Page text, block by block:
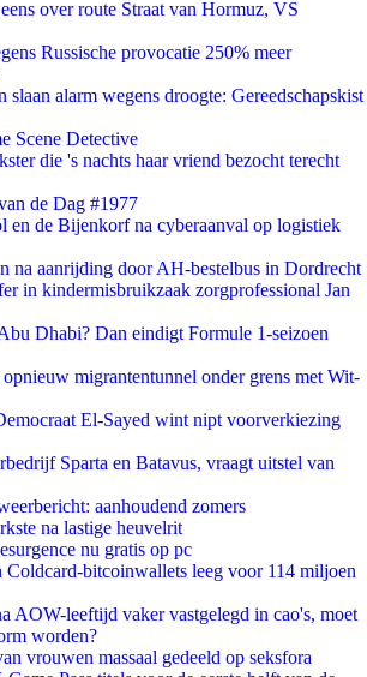
over route Straat van Hormuz, VS
Russische provocatie 250% meer
slaan alarm wegens droogte: Gereedschapskist
Scene Detective
die 's nachts haar vriend bezocht terecht
de Dag #1977
en de Bijenkorf na cyberaanval op logistiek
na aanrijding door AH-bestelbus in Dordrecht
in kindermisbruikzaak zorgprofessional Jan
Dhabi? Dan eindigt Formule 1-seizoen
migrantentunnel onder grens met Wit-
El-Sayed wint nipt voorverkiezing
Sparta en Batavus, vraagt uitstel van
aanhoudend zomers
na lastige heuvelrit
nu gratis op pc
Coldcard-bitcoinwallets leeg voor 114 miljoen
AOW-leeftijd vaker vastgelegd in cao's, moet
worden?
vrouwen massaal gedeeld op seksfora